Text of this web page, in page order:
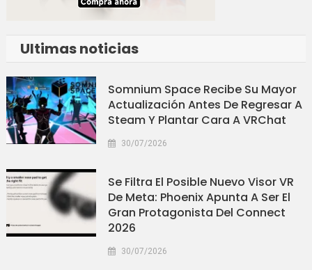
Ultimas noticias
Somnium Space Recibe Su Mayor
Actualización Antes De Regresar A
Steam Y Plantar Cara A VRChat
30/07/2026
Se Filtra El Posible Nuevo Visor VR
De Meta: Phoenix Apunta A Ser El
Gran Protagonista Del Connect
2026
30/07/2026